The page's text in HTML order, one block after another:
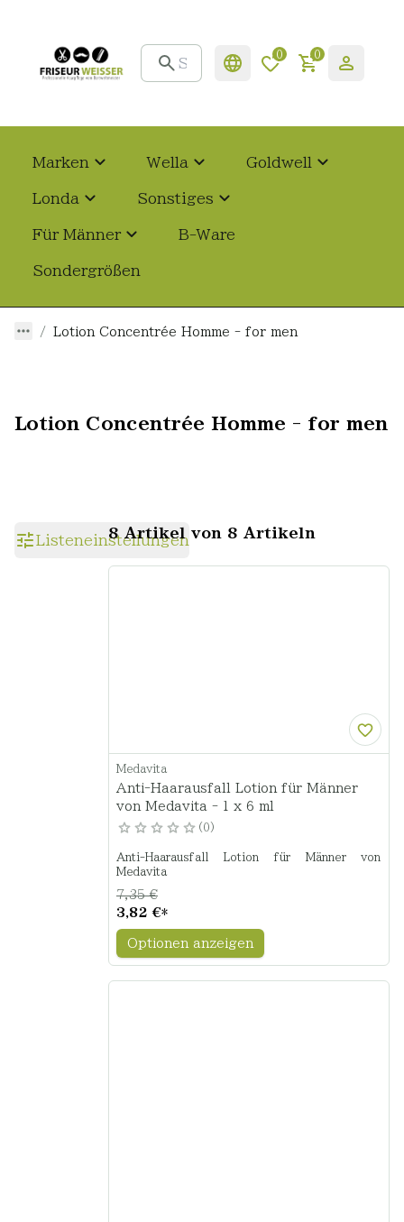
0 0
Marken Wella Goldwell
Londa Sonstiges
Für Männer B-Ware
Sondergrößen
Lotion Concentrée Homme - for men
Lotion Concentrée Homme - for men
Listeneinstellungen
8 Artikel von 8 Artikeln
Medavita
Anti-Haarausfall Lotion für Männer
von Medavita - 1 x 6 ml
0
Anti-Haarausfall Lotion für Männer von
Medavita
3,82 €*
7,35 €
Optionen anzeigen